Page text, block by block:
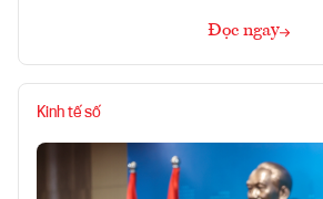
Đọc ngay
Kinh tế số